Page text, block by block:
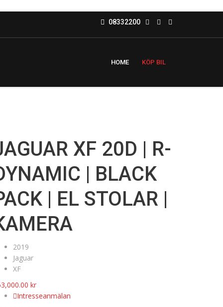
08332200
HOME KÖP BIL
XF 20D | R-
| BLACK
| EL STOLAR |
2019
Jaguar
XF
kr
Intresseanmälan